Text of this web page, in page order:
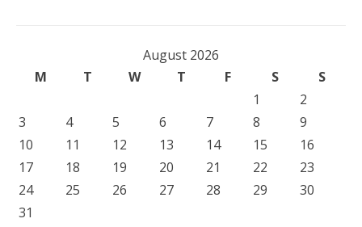
August 2026
M
T W T F S
S
1
2
3
4 5 6 7 8
9
10
11 12 13 14 15
16
17
18 19 20 21 22
23
24
25 26 27 28 29
30
31